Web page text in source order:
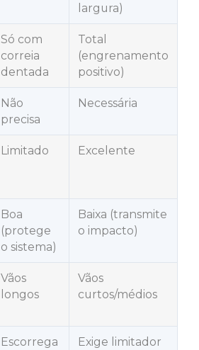
largura)
Só com
correia
dentada
Total
(engrenamento
positivo)
Não
precisa
Necessária
Limitado Excelente
Boa
(protege
o sistema)
Baixa (transmite
o impacto)
Vãos
longos
Vãos
curtos/médios
Escorrega
Exige limitador